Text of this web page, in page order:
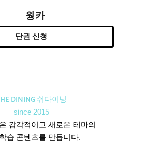
웡카
단권 신청
DINING 쉬다이닝
since 2015
감각적이고 새로운 테마의
습 콘텐츠를 만듭니다.